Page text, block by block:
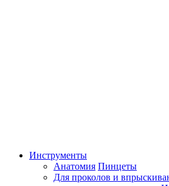
Инструменты
Анатомия Пинцеты
Для проколов и